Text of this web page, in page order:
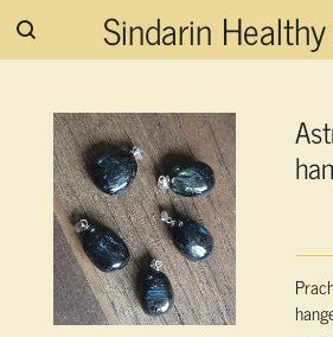
Ga
hoofdinhoud
Sindarin